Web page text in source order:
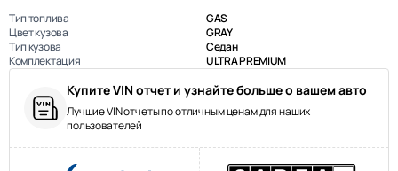
Тип топлива
GAS
Цвет кузова
GRAY
Тип кузова
Седан
Комплектация
ULTRA PREMIUM
Купите VIN отчет и узнайте больше о вашем авто
Лучшие VIN отчеты по отличным ценам для наших
пользователей